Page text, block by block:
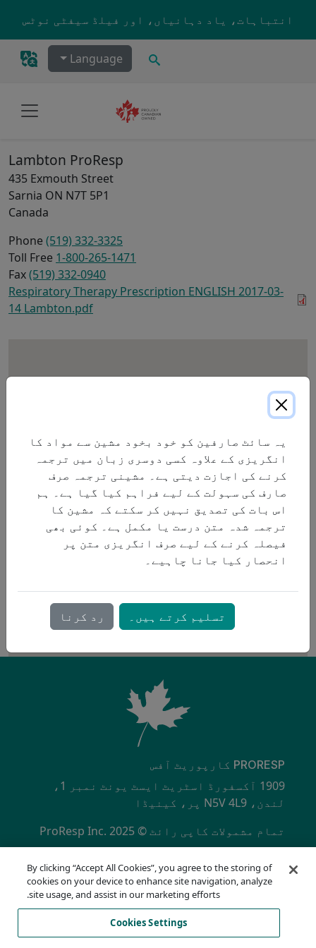
انتباہات، یاد دہانیاں، اور فیلڈ سیفٹی نوٹس
تلاش کریں۔
Language
Lambton ProResp
435 Exmouth Street
Sarnia ON N7T 5P1
Canada
Phone (519) 332-3325
Toll Free 1-800-265-1471
Fax(519) 332-0940
Respiratory Therapy Prescription ENGLISH 2017-03-
14 Lambton.pdf
PRORESP کارپوریٹ آفس
1909 آکسفورڈ اسٹریٹ ایسٹ یونٹ نمبر 1،
لندن، N5V 4L9 پر، کینیڈا
تمام مشمولات کاپی رائٹ © ProResp Inc. 2025
SECONDARY MENU
رازداری کی پالیسی
تعمیل ہاٹ لائن
استعمال کی شرائط
اے او ڈی اے
یہ سائٹ صارفین کو خود بخود مشین سے مواد کا
انگریزی کے علاوہ کسی دوسری زبان میں ترجمہ
کرنے کی اجازت دیتی ہے۔ مشینی ترجمہ صرف
صارف کی سہولت کے لیے فراہم کیا گیا ہے۔ ہم
اس بات کی تصدیق نہیں کر سکتے کہ مشین کا
ترجمہ شدہ متن درست یا مکمل ہے۔ کوئی بھی
فیصلہ کرنے کے لیے صرف انگریزی متن پر
انحصار کیا جانا چاہیے۔
تسلیم کرتے ہیں۔ رد کرنا
By clicking “Accept All Cookies”, you agree to the storing of
cookies on your device to enhance site navigation, analyze
site usage, and assist in our marketing efforts.
Cookies Settings